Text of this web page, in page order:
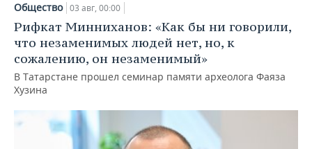
Общество 03 авг, 00:00
Рифкат Минниханов: «Как бы ни говорили,
что незаменимых людей нет, но, к
сожалению, он незаменимый»
В Татарстане прошел семинар памяти археолога Фаяза
Хузина